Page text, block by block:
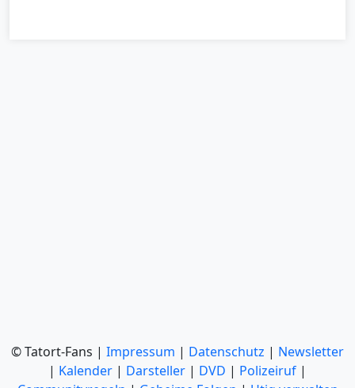
© Tatort-Fans | Impressum | Datenschutz | Newsletter
| Kalender | Darsteller | DVD | Polizeiruf |